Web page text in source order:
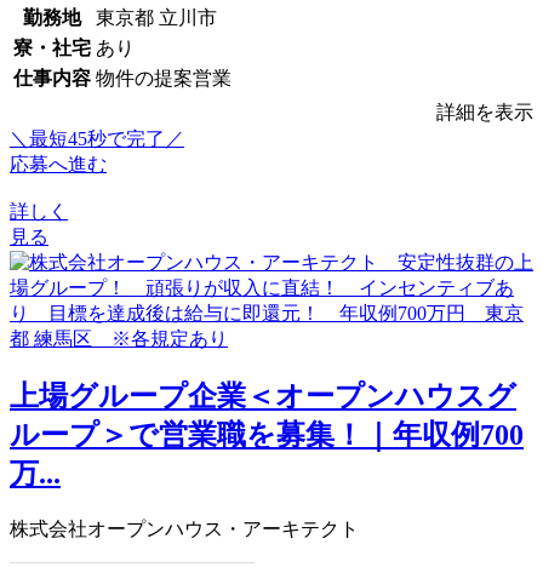
勤務地
東京都 立川市
寮・社宅 あり
仕事内容 物件の提案営業
詳細を表示
＼最短45秒で完了／
応募へ進む
詳しく
見る
上場グループ企業＜オープンハウスグ
ループ＞で営業職を募集！｜年収例700
万...
株式会社オープンハウス・アーキテクト